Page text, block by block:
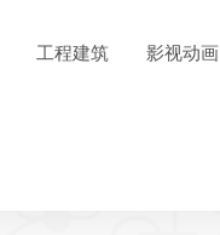
工程建筑 影视动画